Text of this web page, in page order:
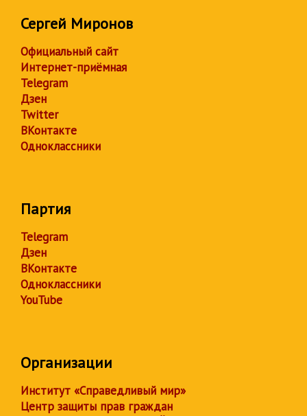
Сергей Миронов
Официальный сайт
Интернет-приёмная
Telegram
Дзен
Twitter
ВКонтакте
Одноклассники
Партия
Telegram
Дзен
ВКонтакте
Одноклассники
YouTube
Организации
Институт «Справедливый мир»
Центр защиты прав граждан